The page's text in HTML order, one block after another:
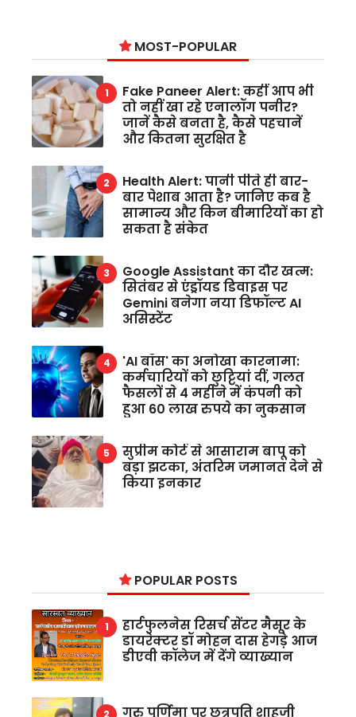
MOST-POPULAR
Fake Paneer Alert: कहीं आप भी
तो नहीं खा रहे एनालॉग पनीर?
जानें कैसे बनता है, कैसे पहचानें
और कितना सुरक्षित है
Health Alert: पानी पीते ही बार-
बार पेशाब आता है? जानिए कब है
सामान्य और किन बीमारियों का हो
सकता है संकेत
Google Assistant का दौर खत्म:
सितंबर से एंड्रॉयड डिवाइस पर
Gemini बनेगा नया डिफॉल्ट AI
असिस्टेंट
'AI बॉस' का अनोखा कारनामा:
कर्मचारियों को छुट्टियां दीं, गलत
फैसलों से 4 महीने में कंपनी को
हुआ 60 लाख रुपये का नुकसान
सुप्रीम कोर्ट से आसाराम बापू को
बड़ा झटका, अंतरिम जमानत देने से
किया इनकार
POPULAR POSTS
हार्टफुलनेस रिसर्च सेंटर मैसूर के
डायरेक्टर डॉ मोहन दास हेगड़े आज
डीएवी कॉलेज में देंगे व्याख्यान
गुरु पूर्णिमा पर छत्रपति शाहूजी